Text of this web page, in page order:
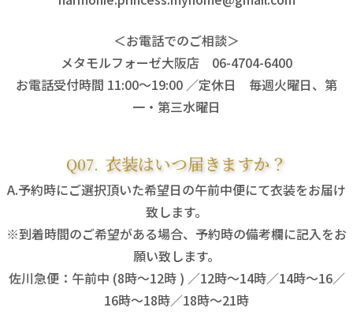
＜お電話でのご相談＞
メタモルフォーゼ大阪店 06-4704-6400
お電話受付時間 11:00～19:00 ／定休日 毎週火曜日、第
一・第三水曜日
衣装はいつ届きますか？
予約時にご選択頂いた希望日の午前中便にて衣装をお届け
致します。
※到着時間のご希望がある場合、予約時の備考欄に記入をお
願い致します。
佐川急便：午前中 (8時～12時 ) ／12時～14時／14時～16／
16時～18時／18時～21時